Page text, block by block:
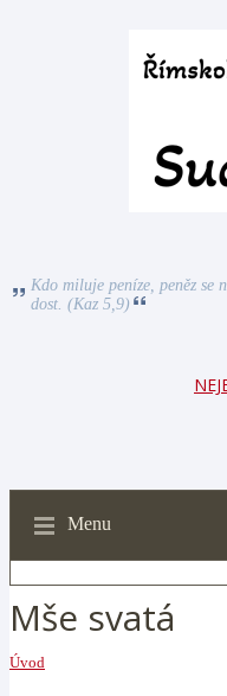
Kdo miluje peníze, peněz se
dost. (Kaz 5,9)
Menu
Mše svatá
Úvod